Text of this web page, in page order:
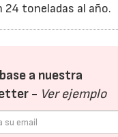
24 toneladas al año.
a nuestra
- Ver ejemplo